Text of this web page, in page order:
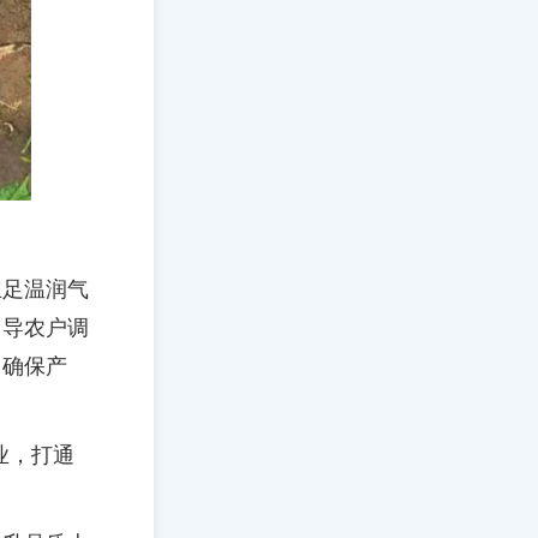
温润气
农户调
保产
，打通